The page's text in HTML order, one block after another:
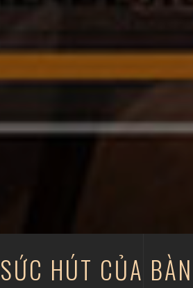
HÚT CỦA